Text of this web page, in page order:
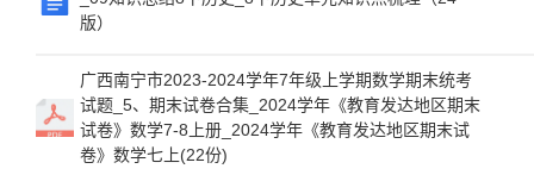
版）
广西南宁市2023-2024学年7年级上学期数学期末统考
试题_5、期末试卷合集_2024学年《教育发达地区期末
试卷》数学7-8上册_2024学年《教育发达地区期末试
卷》数学七上(22份)